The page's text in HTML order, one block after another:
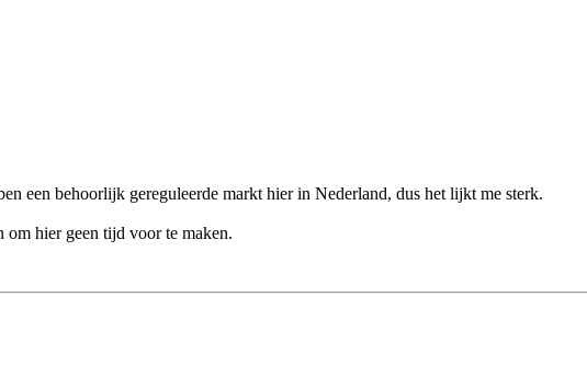
een behoorlijk gereguleerde markt hier in Nederland, dus het lijkt me sterk.
om hier geen tijd voor te maken.